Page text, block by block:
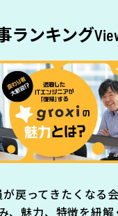
ランキング
戻ってきたくなる会
、魅力、特徴を紐解